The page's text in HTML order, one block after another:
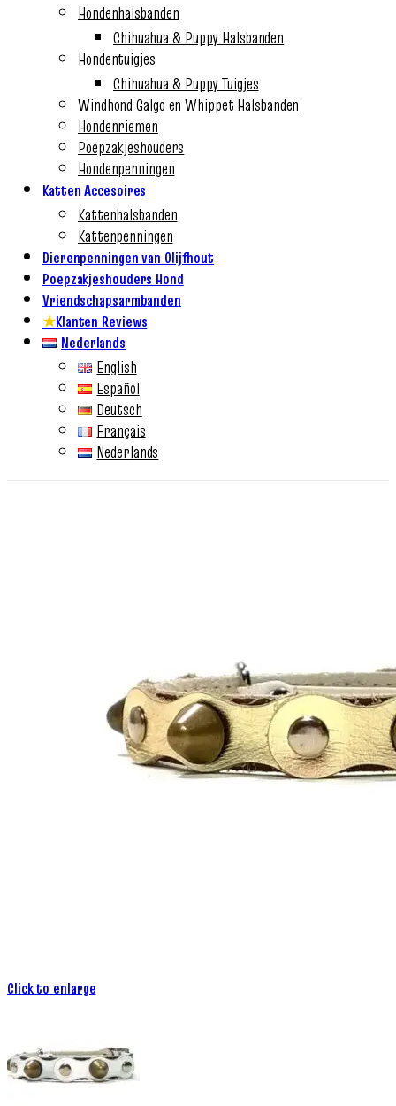
Hondenhalsbanden
Chihuahua & Puppy Halsbanden
Hondentuigjes
Chihuahua & Puppy Tuigjes
Windhond Galgo en Whippet Halsbanden
Hondenriemen
Poepzakjeshouders
Hondenpenningen
Katten Accesoires
Kattenhalsbanden
Kattenpenningen
Dierenpenningen van Olijfhout
Poepzakjeshouders Hond
Vriendschapsarmbanden
★Klanten Reviews
Nederlands
English
Español
Deutsch
Français
Nederlands
Click to enlarge